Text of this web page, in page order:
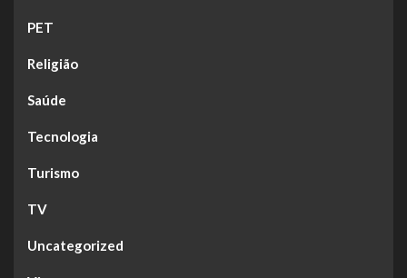
PET
Religião
Saúde
Tecnologia
Turismo
TV
Uncategorized